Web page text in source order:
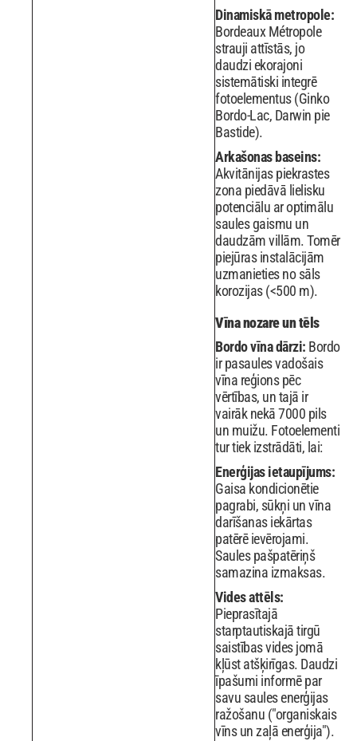
Dinamiskā metropole:
Bordeaux Métropole
strauji attīstās, jo
daudzi ekorajoni
sistemātiski integrē
fotoelementus (Ginko
Bordo-Lac, Darwin pie
Bastide).
Arkašonas baseins:
Akvitānijas piekrastes
zona piedāvā lielisku
potenciālu ar optimālu
saules gaismu un
daudzām villām. Tomēr
piejūras instalācijām
uzmanieties no sāls
korozijas (<500 m).
Vīna nozare un tēls
Bordo vīna dārzi: Bordo
ir pasaules vadošais
vīna reģions pēc
vērtības, un tajā ir
vairāk nekā 7000 pils
un muižu. Fotoelementi
tur tiek izstrādāti, lai:
Enerģijas ietaupījums:
Gaisa kondicionētie
pagrabi, sūkņi un vīna
darīšanas iekārtas
patērē ievērojami.
Saules pašpatēriņš
samazina izmaksas.
Vides attēls:
Pieprasītajā
starptautiskajā tirgū
saistības vides jomā
kļūst atšķirīgas. Daudzi
īpašumi informē par
savu saules enerģijas
ražošanu ("organiskais
vīns un zaļā enerģija").